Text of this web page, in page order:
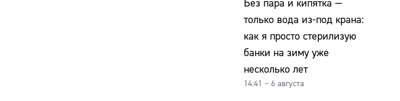
Без пара и кипятка —
только вода из-под крана:
как я просто стерилизую
банки на зиму уже
несколько лет
14:41 – 6 августа